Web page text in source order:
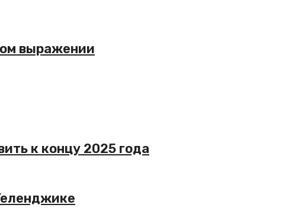
выражении
к концу 2025 года